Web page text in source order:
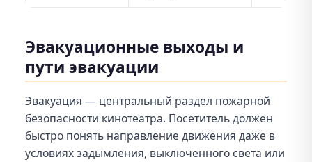
Эвакуационные выходы и
пути эвакуации
Эвакуация — центральный раздел пожарной
безопасности кинотеатра. Посетитель должен
быстро понять направление движения даже в
условиях задымления, выключенного света или